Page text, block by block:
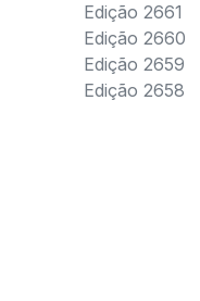
Edição 2661
Edição 2660
Edição 2659
Edição 2658